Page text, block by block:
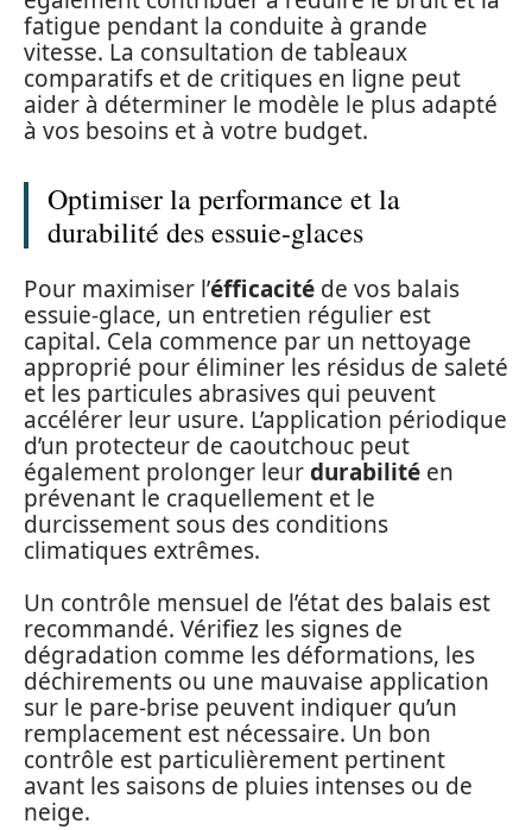
fatigue pendant la conduite à grande
vitesse. La consultation de tableaux
comparatifs et de critiques en ligne peut
aider à déterminer le modèle le plus adapté
à vos besoins et à votre budget.
Optimiser la performance et la
durabilité des essuie-glaces
Pour maximiser l’éfficacité de vos balais
essuie-glace, un entretien régulier est
capital. Cela commence par un nettoyage
approprié pour éliminer les résidus de saleté
et les particules abrasives qui peuvent
accélérer leur usure. L’application périodique
d’un protecteur de caoutchouc peut
également prolonger leurdurabilité en
prévenant le craquellement et le
durcissement sous des conditions
climatiques extrêmes.
Un contrôle mensuel de l’état des balais est
recommandé. Vérifiez les signes de
dégradation comme les déformations, les
déchirements ou une mauvaise application
sur le pare-brise peuvent indiquer qu’un
remplacement est nécessaire. Un bon
contrôle est particulièrement pertinent
avant les saisons de pluies intenses ou de
neige.